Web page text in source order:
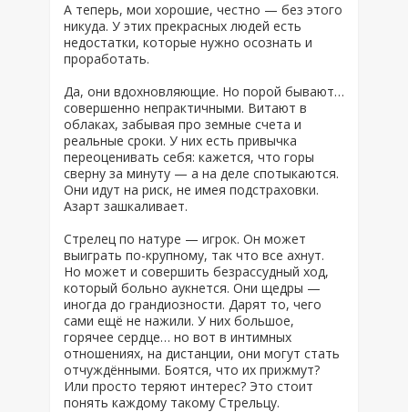
А теперь, мои хорошие, честно — без этого
никуда. У этих прекрасных людей есть
недостатки, которые нужно осознать и
проработать.
Да, они вдохновляющие. Но порой бывают…
совершенно непрактичными. Витают в
облаках, забывая про земные счета и
реальные сроки. У них есть привычка
переоценивать себя: кажется, что горы
сверну за минуту — а на деле спотыкаются.
Они идут на риск, не имея подстраховки.
Азарт зашкаливает.
Стрелец по натуре — игрок. Он может
выиграть по-крупному, так что все ахнут.
Но может и совершить безрассудный ход,
который больно аукнется. Они щедры —
иногда до грандиозности. Дарят то, чего
сами ещё не нажили. У них большое,
горячее сердце… но вот в интимных
отношениях, на дистанции, они могут стать
отчуждёнными. Боятся, что их прижмут?
Или просто теряют интерес? Это стоит
понять каждому такому Стрельцу.